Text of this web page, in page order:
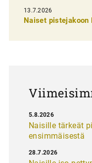
e
l
13.7.2026
Naiset pistejakoon
Naisille tärkeät
ensimmäisestä
5.8.2026
28.7.2026